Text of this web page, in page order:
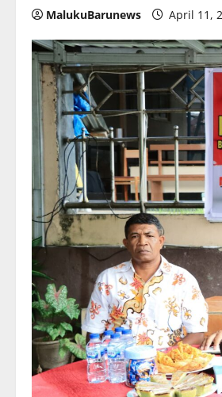
MalukuBarunews April 11,